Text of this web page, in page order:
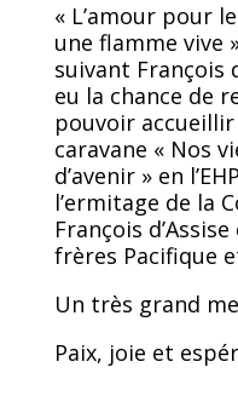
« L’amour pour
une flamme vive
suivant François
eu la chance de
pouvoir
caravane « Nos
d’avenir » en
l’ermitage de la
François
frères Pacifique
Un très grand
Paix, joie et